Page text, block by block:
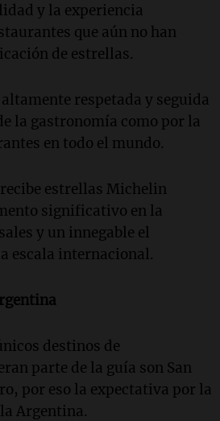
y la experiencia
que aún no han
de estrellas.
respetada y seguida
la gastronomía como por la
en todo el mundo.
estrellas Michelin
significativo en la
y un innegable el
escala internacional.
destinos de
parte de la guía son San
por eso la expectativa por la
Argentina.